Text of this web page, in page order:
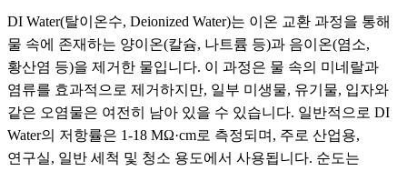
DI Water(탈이온수, Deionized Water)는 이온 교환 과정을 통해
물 속에 존재하는 양이온(칼슘, 나트륨 등)과 음이온(염소,
황산염 등)을 제거한 물입니다. 이 과정은 물 속의 미네랄과
염류를 효과적으로 제거하지만, 일부 미생물, 유기물, 입자와
같은 오염물은 여전히 남아 있을 수 있습니다. 일반적으로 DI
Water의 저항률은 1-18 MΩ·cm로 측정되며, 주로 산업용,
연구실, 일반 세척 및 청소 용도에서 사용됩니다. 순도는